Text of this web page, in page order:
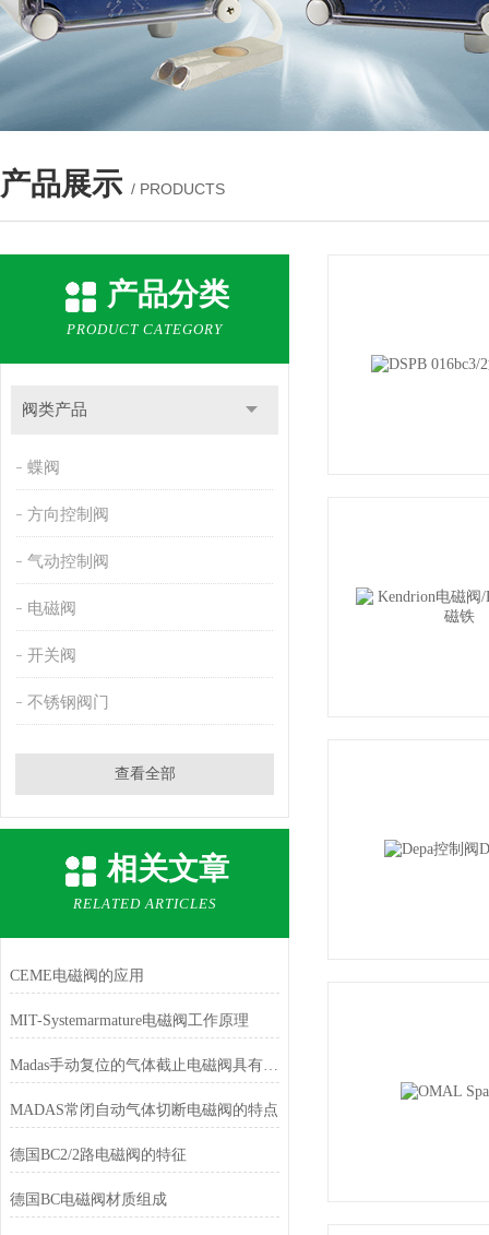
产品展示 / PRODUCTS
产品分类
PRODUCT CATEGORY
阀类产品
蝶阀
方向控制阀
气动控制阀
电磁阀
开关阀
不锈钢阀门
查看全部
相关文章
RELATED ARTICLES
CEME电磁阀的应用
MIT-Systemarmature电磁阀工作原理
Madas手动复位的气体截止电磁阀具有以下几个优点
MADAS常闭自动气体切断电磁阀的特点
德国BC2/2路电磁阀的特征
德国BC电磁阀材质组成